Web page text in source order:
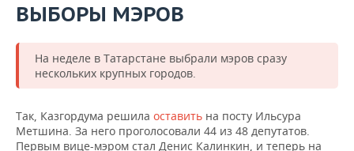
ВЫБОРЫ МЭРОВ
На неделе в Татарстане выбрали мэров сразу
нескольких крупных городов.
Так, Казгордума решила оставить на посту Ильсура
Метшина. За него проголосовали 44 из 48 депутатов.
Первым вице-мэром стал Денис Калинкин, и теперь на